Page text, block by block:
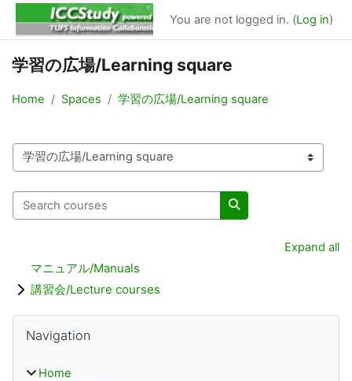
Skip to main content
You are not logged in. (Log in)
学習の広場/Learning square
Home Spaces 学習の広場/Learning square
Space categories
Search courses
Search courses
Expand all
マニュアル/Manuals
講習会/Lecture courses
Blocks
Navigation
Home